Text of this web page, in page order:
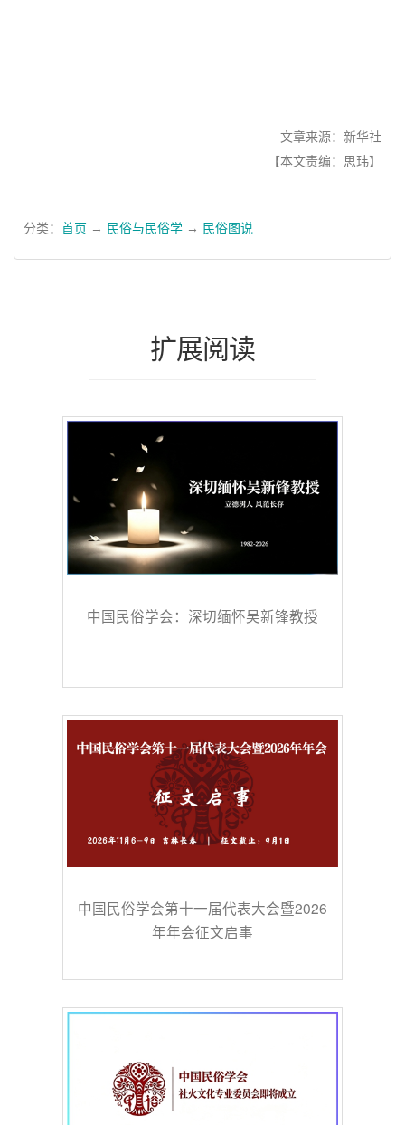
文章来源：新华社
【本文责编：思玮】
分类： 首页 → 民俗与民俗学 → 民俗图说
扩展阅读
中国民俗学会：深切缅怀吴新锋教授
中国民俗学会第十一届代表大会暨2026
年年会征文启事